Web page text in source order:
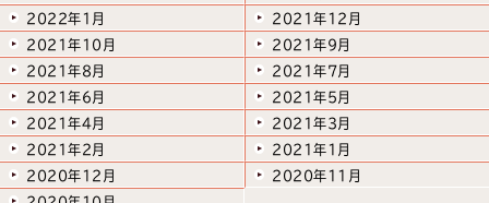
2022年1月
2021年12月
2021年10月
2021年9月
2021年8月
2021年7月
2021年6月
2021年5月
2021年4月
2021年3月
2021年2月
2021年1月
2020年12月
2020年11月